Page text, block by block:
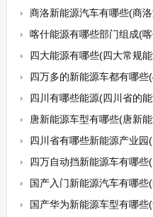
商洛新能源汽车有哪些(商
喀什能源有哪些部门组成(
四大能源有哪些(四大常规
四万多的新能源车都有哪
四川有哪些能源(四川省的
唐新能源车型有哪些(唐新
四川省有哪些新能源产业
四万自动挡新能源车有哪
国产入门新能源汽车有哪
国产华为新能源车型有哪